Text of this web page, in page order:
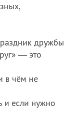
дружбы
— это
в чём не
и если нужно